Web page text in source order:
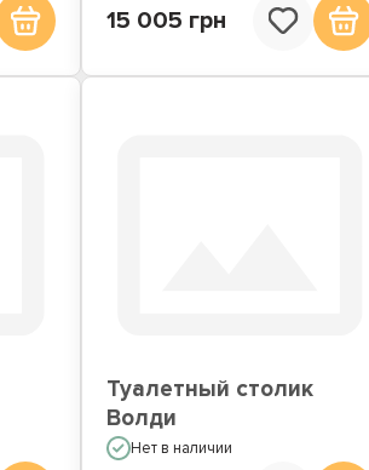
15 005 грн
Туалетный столик
Волди
Нет в наличии